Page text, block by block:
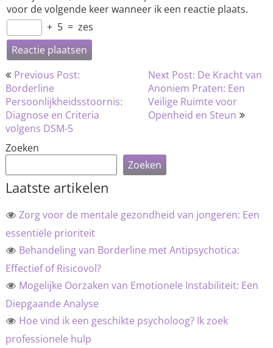
voor de volgende keer wanneer ik een reactie plaats.
+ 5 = zes
Bericht
navigatie
Previous Post:
Borderline
Persoonlijkheidsstoornis:
Diagnose en Criteria
volgens DSM-5
Next Post: De Kracht van
Anoniem Praten: Een
Veilige Ruimte voor
Openheid en Steun
Zoeken
Zoeken
Laatste artikelen
Zorg voor de mentale gezondheid van jongeren: Een
essentiële prioriteit
Behandeling van Borderline met Antipsychotica:
Effectief of Risicovol?
Mogelijke Oorzaken van Emotionele Instabiliteit: Een
Diepgaande Analyse
Hoe vind ik een geschikte psycholoog? Ik zoek
professionele hulp